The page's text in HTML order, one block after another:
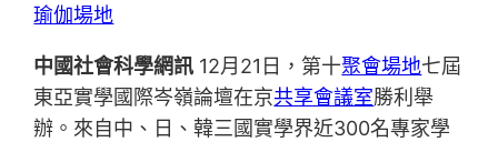
瑜伽場地
中國社會科學網訊 12月21日，第十聚會場地七屆
東亞實學國際岑嶺論壇在京共享會議室勝利舉
辦。來自中、日、韓三國實學界近300名專家學